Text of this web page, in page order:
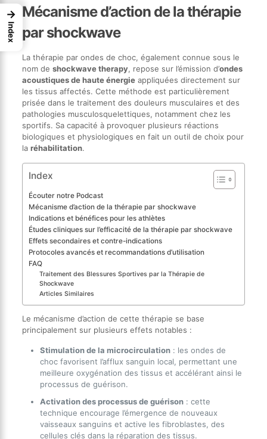
Mécanisme d’action de la thérapie
par shockwave
La thérapie par ondes de choc, également connue sous le
nom de shockwave therapy, repose sur l’émission d’ondes
acoustiques de haute énergieappliquées directement sur
les tissus affectés. Cette méthode est particulièrement
prisée dans le traitement des douleurs musculaires et des
pathologies musculosquelettiques, notamment chez les
sportifs. Sa capacité à provoquer plusieurs réactions
biologiques et physiologiques en fait un outil de choix pour
la réhabilitation.
Index
Écouter notre Podcast
Mécanisme d’action de la thérapie par shockwave
Indications et bénéfices pour les athlètes
Études cliniques sur l’efficacité de la thérapie par shockwave
Effets secondaires et contre-indications
Protocoles avancés et recommandations d’utilisation
FAQ
Traitement des Blessures Sportives par la Thérapie de
Shockwave
Articles Similaires
Le mécanisme d’action de cette thérapie se base
principalement sur plusieurs effets notables :
Stimulation de la microcirculation: les ondes de
choc favorisent l’afflux sanguin local, permettant une
meilleure oxygénation des tissus et accélérant ainsi le
processus de guérison.
Activation des processus de guérison: cette
technique encourage l’émergence de nouveaux
vaisseaux sanguins et active les fibroblastes, des
cellules clés dans la réparation des tissus.
→
Index